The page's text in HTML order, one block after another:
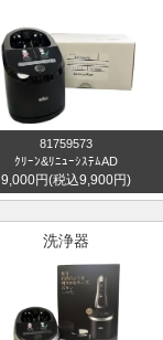
81759573
ｸﾘｰﾝ&ﾘﾆｭｰｼｽﾃﾑAD
9,000円(税込9,900円)
洗浄器